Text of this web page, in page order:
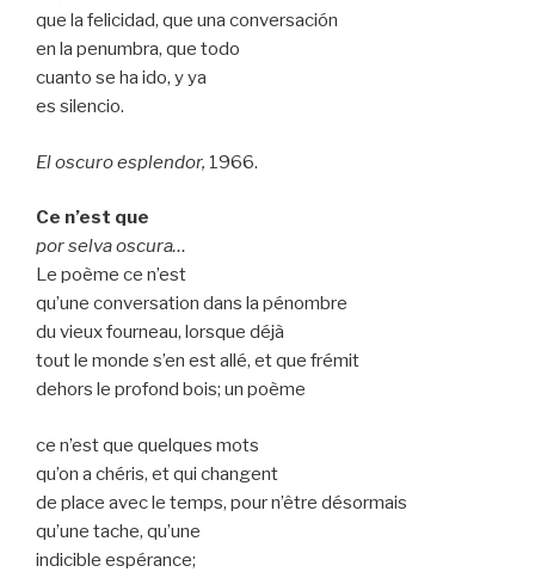
que la felicidad, que una conversación
en la penumbra, que todo
cuanto se ha ido, y ya
es silencio.
El oscuro esplendor, 1966.
Ce n’est que
por selva oscura…
Le poème ce n’est
qu’une conversation dans la pénombre
du vieux fourneau, lorsque déjà
tout le monde s’en est allé, et que frémit
dehors le profond bois; un poème
ce n’est que quelques mots
qu’on a chéris, et qui changent
de place avec le temps, pour n’être désormais
qu’une tache, qu’une
indicible espérance;